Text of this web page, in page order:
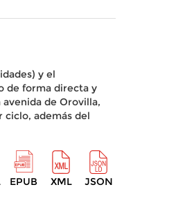
y el
de forma directa y
de Orovilla,
ciclo, además del
EPUB XML JSON